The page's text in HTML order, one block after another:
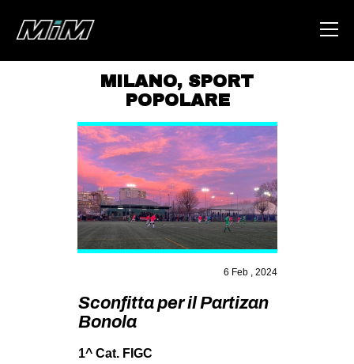
HOME
ABOUT
AREA
DEGENERAZIONE
GAZA FREESTYLE
CSOA LAMBRETTA
STUDENTI TSUNAMI
MILANO, SPORT
POPOLARE
6 Feb , 2024
Sconfitta per il Partizan
Bonola
1^ Cat. FIGC